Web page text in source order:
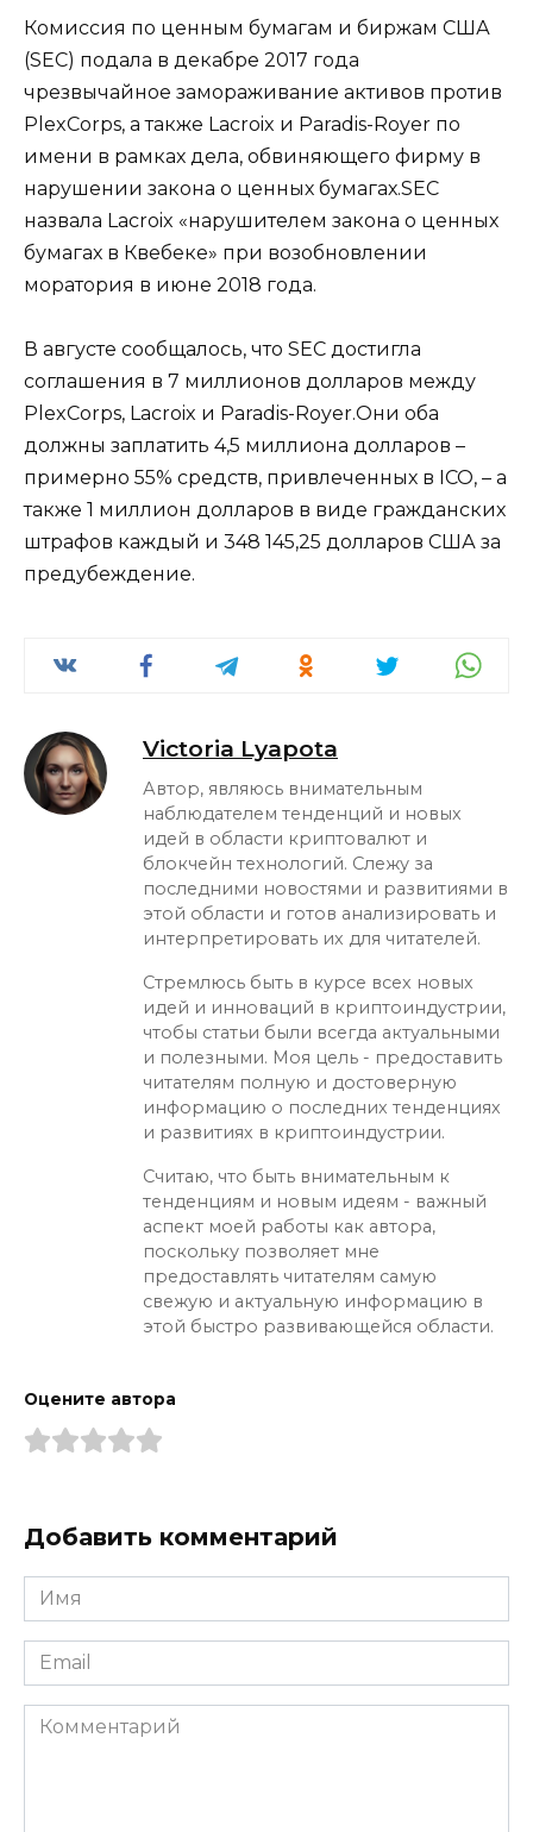
Комиссия по ценным бумагам и биржам США
(SEC) подала в декабре 2017 года
чрезвычайное замораживание активов против
PlexCorps, а также Lacroix и Paradis-Royer по
имени в рамках дела, обвиняющего фирму в
нарушении закона о ценных бумагах.SEC
назвала Lacroix «нарушителем закона о ценных
бумагах в Квебеке» при возобновлении
моратория в июне 2018 года.
В августе сообщалось, что SEC достигла
соглашения в 7 миллионов долларов между
PlexCorps, Lacroix и Paradis-Royer.Они оба
должны заплатить 4,5 миллиона долларов –
примерно 55% средств, привлеченных в ICO, – а
также 1 миллион долларов в виде гражданских
штрафов каждый и 348 145,25 долларов США за
предубеждение.
Victoria Lyapota
Автор, являюсь внимательным
наблюдателем тенденций и новых
идей в области криптовалют и
блокчейн технологий. Слежу за
последними новостями и развитиями в
этой области и готов анализировать и
интерпретировать их для читателей.
Стремлюсь быть в курсе всех новых
идей и инноваций в криптоиндустрии,
чтобы статьи были всегда актуальными
и полезными. Моя цель - предоставить
читателям полную и достоверную
информацию о последних тенденциях
и развитиях в криптоиндустрии.
Считаю, что быть внимательным к
тенденциям и новым идеям - важный
аспект моей работы как автора,
поскольку позволяет мне
предоставлять читателям самую
свежую и актуальную информацию в
этой быстро развивающейся области.
Оцените автора
Добавить комментарий
Имя
*
Email
*
Комментарий